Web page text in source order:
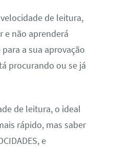
de leitura,
e não aprenderá
a sua aprovação
procurando ou se já
de leitura, o ideal
rápido, mas saber
e